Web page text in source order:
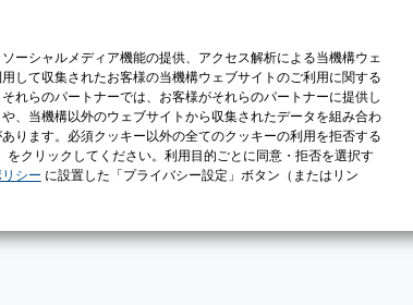
ーシャルメディア機能の提供、アクセス解析による当機構ウェ
して収集されたお客様の当機構ウェブサイトのご利用に関する
れらのパートナーでは、お客様がそれらのパートナーに提供し
、当機構以外のウェブサイトから収集されたデータを組み合わ
ります。必須クッキー以外の全てのクッキーの利用を拒否する
クリックしてください。利用目的ごとに同意・拒否を選択す
シー に設置した「プライバシー設定」ボタン（またはリン